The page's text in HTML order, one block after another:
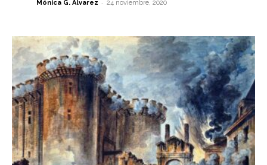
Mónica G. Álvarez - 24 noviembre, 2020